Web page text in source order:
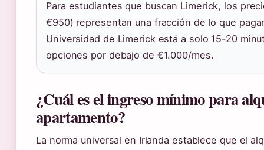
Para estudiantes que buscan Limerick, los
€950) representan una fracción de lo que
Universidad de Limerick está a solo 15-20
opciones por debajo de €1.000/mes.
¿Cuál es el ingreso mínimo para
apartamento?
La norma universal en Irlanda establece que el